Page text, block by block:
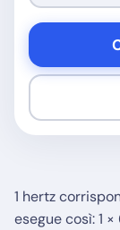
1 hertz
esegue così: 1